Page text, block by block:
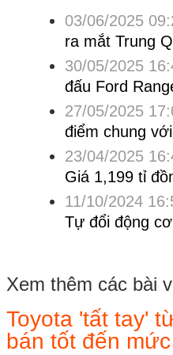
03/06/2025
ra mắt Trung
30/05/2025
đấu Ford
27/05/2025
điểm chung
23/04/2025
Giá 1,199 tỉ
11/10/2024
Tự đổi động
Xem thêm các bài
Toyota 'tất tay'
bán tốt đến